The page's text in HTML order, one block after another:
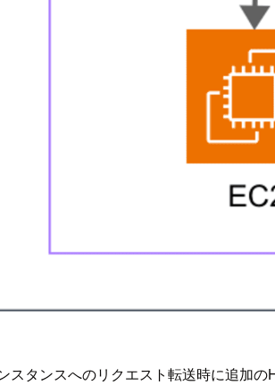
タンスへのリクエスト転送時に追加